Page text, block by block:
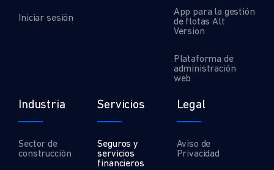
Iniciar sesión
App para la gestión
de flotas Alt
Version
Plataforma de
administración
web
Industria
Sector de
construcción
Servicios
Seguros y
servicios
financieros
Legal
Aviso de
Privacidad